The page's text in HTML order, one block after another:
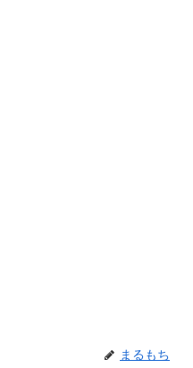
まるもち